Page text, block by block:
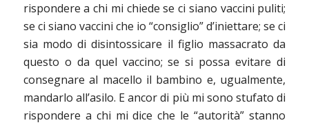
rispondere a chi mi chiede se ci siano vaccini puliti;
se ci siano vaccini che io “consiglio” d’iniettare; se ci
sia modo di disintossicare il figlio massacrato da
questo o da quel vaccino; se si possa evitare di
consegnare al macello il bambino e, ugualmente,
mandarlo all’asilo. E ancor di più mi sono stufato di
rispondere a chi mi dice che le “autorità” stanno